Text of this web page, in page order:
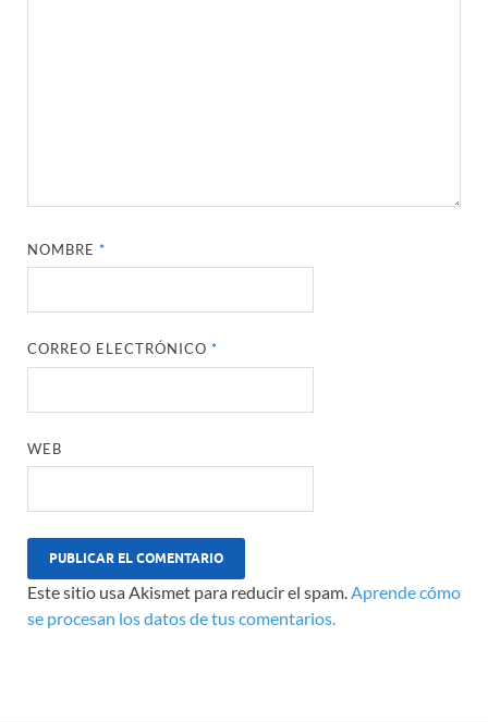
NOMBRE*
CORREO ELECTRÓNICO*
WEB
Este sitio usa Akismet para reducir el spam.Aprende cómo
se procesan los datos de tus comentarios.